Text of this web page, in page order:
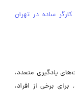
ساده در تهران
یادگیری متعدد،
برخی از افراد،